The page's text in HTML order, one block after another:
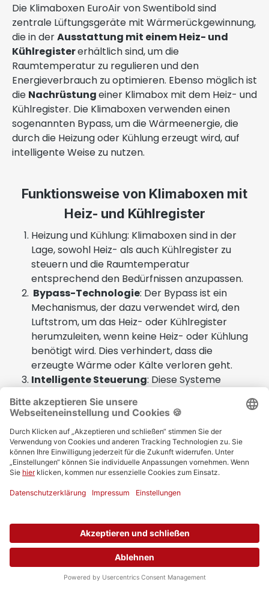
Die Klimaboxen EuroAir von Swentibold sind
zentrale Lüftungsgeräte mit Wärmerückgewinnung,
die in derAusstattung mit einem Heiz- und
Kühlregistererhältlich sind, um die
Raumtemperatur zu regulieren und den
Energieverbrauch zu optimieren. Ebenso möglich ist
die Nachrüstungeiner Klimabox mit dem Heiz- und
Kühlregister. Die Klimaboxen verwenden einen
sogenannten Bypass, um die Wärmeenergie, die
durch die Heizung oder Kühlung erzeugt wird, auf
intelligente Weise zu nutzen.
Funktionsweise von Klimaboxen mit
Heiz- und Kühlregister
Heizung und Kühlung: Klimaboxen sind in der
Lage, sowohl Heiz- als auch Kühlregister zu
steuern und die Raumtemperatur
entsprechend den Bedürfnissen anzupassen.
Bypass-Technologie: Der Bypass ist ein
Mechanismus, der dazu verwendet wird, den
Luftstrom, um das Heiz- oder Kühlregister
herumzuleiten, wenn keine Heiz- oder Kühlung
benötigt wird. Dies verhindert, dass die
erzeugte Wärme oder Kälte verloren geht.
Intelligente Steuerung: Diese Systeme
Steuerungen, die den Betrieb basierend auf den
aktuellen Raumbedingungen und den
gewählten Einstellungen optimieren.
Luftqualitätssensoren: Einige Klimaboxen
können auch Luftqualitätssensoren verwenden,
um die Luftqualität im Raum zu überwachen und
den Betrieb der Heiz- und Kühlregister sowie
Die Klimaboxen EuroAir mit Heiz- und Kühlregister
sind besonders nützlich in Gebäuden, in denen